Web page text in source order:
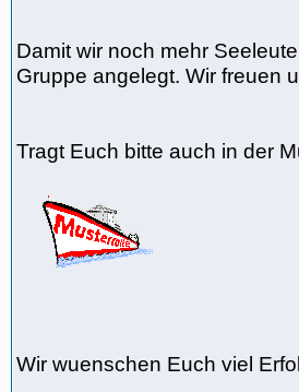
Damit wir noch mehr
Gruppe angelegt. Wir freuen
Tragt Euch bitte auch in der
Wir wuenschen Euch viel